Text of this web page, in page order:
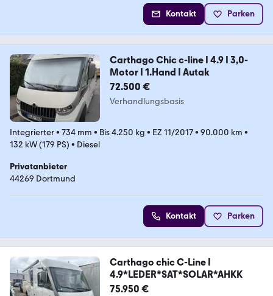
Kontakt Parken
Carthago Chic c-line I 4.9 I 3,0-
Motor I 1.Hand I Autak
72.500 €
Verhandlungsbasis
Integrierter• 734 mm • Bis 4.250 kg • EZ 11/2017• 90.000 km •
132 kW (179 PS) • Diesel
Privatanbieter
44269 Dortmund
Kontakt Parken
Carthago chic C-Line I
4.9*LEDER*SAT*SOLAR*AHKK
75.950 €